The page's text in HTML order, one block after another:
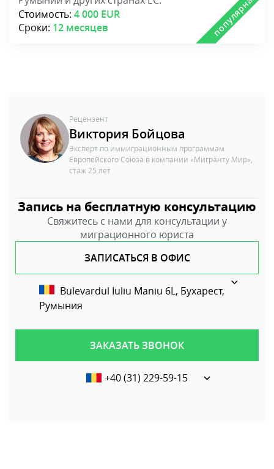
Стоимость: 4 000 EUR
Сроки: 12 месяцев
Рецензент
Виктория Бойцова
Эксперт по иммиграционным программам
Европейского Союза в компании «Мигранту Мир»,
стаж 25 лет
Запись на бесплатную консультацию
Свяжитесь с нами для консультации у
миграционного юриста
ЗАПИСАТЬСЯ В ОФИС
Bulevardul Iuliu Maniu 6L, Бухарест,
Румыния
ЗАКАЗАТЬ ЗВОНОК
+40 (31) 229-59-15